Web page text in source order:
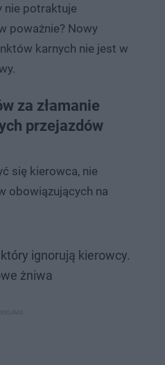
nie potraktuje
poważnie? Nowy
karnych nie jest w
za złamanie
przejazdów
się kierowca, nie
obowiązujących na
ignorują kierowcy.
żniwa